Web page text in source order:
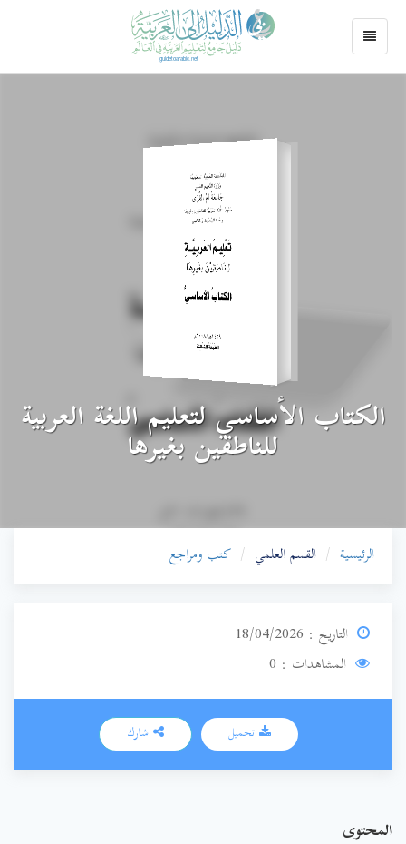
الكتاب الأساسي لتعليم اللغة العربية
للناطقين بغيرها
الرئيسية القسم العلمي كتب ومراجع
التاريخ : 18/04/2026
المشاهدات : 0
تحميل
المحتوى